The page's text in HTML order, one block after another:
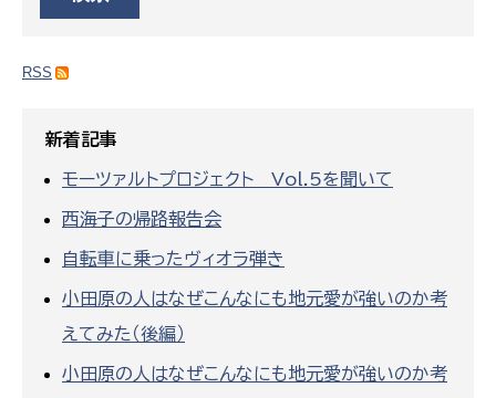
RSS
新着記事
モーツァルトプロジェクト Vol.5を聞いて
西海子の帰路報告会
自転車に乗ったヴィオラ弾き
小田原の人はなぜこんなにも地元愛が強いのか考
えてみた（後編）
小田原の人はなぜこんなにも地元愛が強いのか考